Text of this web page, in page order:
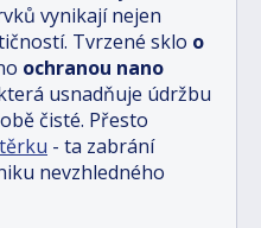
vynikají nejen
Tvrzené sklo o
ochranou nano
usnadňuje údržbu
čisté. Přesto
- ta zabrání
nevzhledného